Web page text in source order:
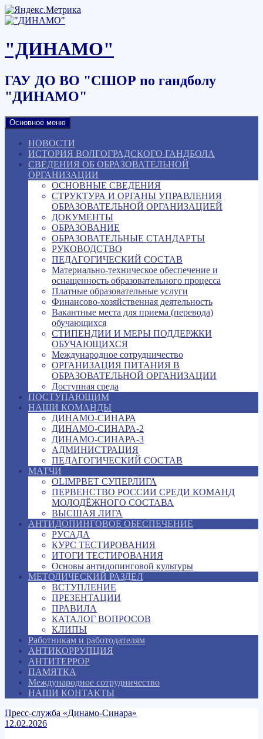
Наверх
"ДИНАМО"
ГАУ ДО ВО "СШОР по гандболу
"ДИНАМО"
Основное меню
НОВОСТИ
ИСТОРИЯ ВОЛГОГРАДСКОГО ГАНДБОЛА
СВЕДЕНИЯ ОБ ОБРАЗОВАТЕЛЬНОЙ
ОРГАНИЗАЦИИ
ОСНОВНЫЕ СВЕДЕНИЯ
СТРУКТУРА И ОРГАНЫ УПРАВЛЕНИЯ
ОБРАЗОВАТЕЛЬНОЙ ОРГАНИЗАЦИЕЙ
ДОКУМЕНТЫ
ОБРАЗОВАНИЕ
ОБРАЗОВАТЕЛЬНЫЕ СТАНДАРТЫ
РУКОВОДСТВО
ПЕДАГОГИЧЕСКИЙ СОСТАВ
Материально-техническое обеспечение и
оснащенность образовательного процесса
Платные образовательные услуги
Финансово-хозяйственная деятельность
Вакантные места для приема (перевода)
обучающихся
СТИПЕНДИИ И МЕРЫ ПОДДЕРЖКИ
ОБУЧАЮЩИХСЯ
Международное сотрудничество
ОРГАНИЗАЦИЯ ПИТАНИЯ В
ОБРАЗОВАТЕЛЬНОЙ ОРГАНИЗАЦИИ
Доступная среда
ПОСТУПАЮЩИМ
НАШИ КОМАНДЫ
ДИНАМО-СИНАРА
ДИНАМО-СИНАРА-2
ДИНАМО-СИНАРА-3
АДМИНИСТРАЦИЯ
ПЕДАГОГИЧЕСКИЙ СОСТАВ
МАТЧИ
OLIMPBET СУПЕРЛИГА
ПЕРВЕНСТВО РОССИИ СРЕДИ КОМАНД
МОЛОДЁЖНОГО СОСТАВА
ВЫСШАЯ ЛИГА
АНТИДОПИНГОВОЕ ОБЕСПЕЧЕНИЕ
РУСАДА
КУРС ТЕСТИРОВАНИЯ
ИТОГИ ТЕСТИРОВАНИЯ
Основы антидопинговой культуры
МЕТОДИЧЕСКИЙ РАЗДЕЛ
ВСТУПЛЕНИЕ
ПРЕЗЕНТАЦИИ
ПРАВИЛА
КАТАЛОГ ВОПРОСОВ
КЛИПЫ
Работникам и работодателям
АНТИКОРРУПЦИЯ
АНТИТЕРРОР
ПАМЯТКА
Международное сотрудничество
НАШИ КОНТАКТЫ
Пресс-служба «Динамо-Синара»
12.02.2026